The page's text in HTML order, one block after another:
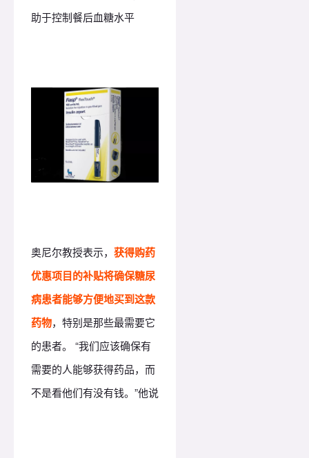
助于控制餐后血糖水平
奥尼尔教授表示， 获得购药
优惠项目的补贴将确保糖尿
病患者能够方便地买到这款
药物，特别是那些最需要它
的患者。 “我们应该确保有
需要的人能够获得药品，而
不是看他们有没有钱。”他说